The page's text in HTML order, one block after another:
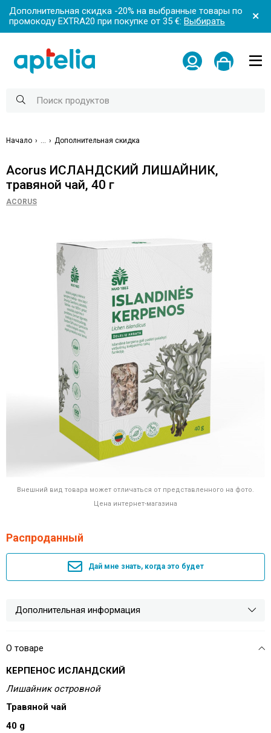
Дополнительная скидка -20% на выбранные товары по
промокоду EXTRA20 при покупке от 35 €: Выбирать
Начало Дополнительная скидка
Acorus ИСЛАНДСКИЙ ЛИШАЙНИК,
травяной чай, 40 г
ACORUS
Внешний вид товара может отличаться от представленного на фото.
Цена интернет-магазина
Распроданный
Дай мне знать, когда это будет
Дополнительная информация
О товаре
КЕРПЕНОС ИСЛАНДСКИЙ
Лишайник островной
Травяной чай
40 g